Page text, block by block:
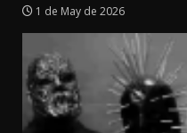
1 de May de 2026